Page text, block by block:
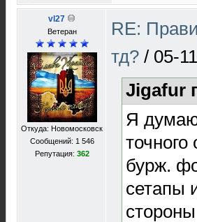
vl27
Ветеран
Откуда: Новомосковск
Сообщений: 1 546
Репутация: 362
RE:
тд? / 05-
Jigafur
Я думаю
точного
бурж.
сетапы